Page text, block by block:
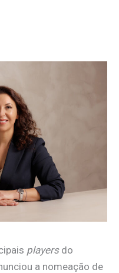
playersdo
a nomeação de